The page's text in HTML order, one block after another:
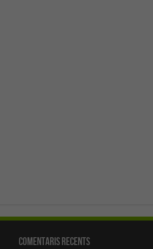
Comentaris Recents